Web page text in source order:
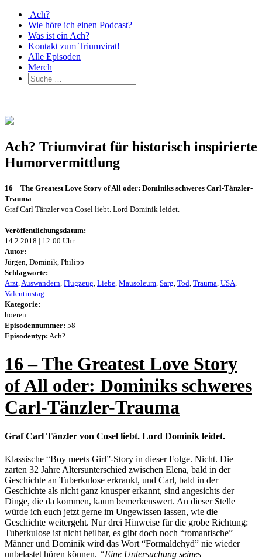
Ach?
Wie höre ich einen Podcast?
Was ist ein Ach?
Kontakt zum Triumvirat!
Alle Episoden
Merch
Ach? Triumvirat für historisch inspirierte
Humorvermittlung
16 – The Greatest Love Story of All oder: Dominiks schweres Carl-Tänzler-
Trauma
Graf Carl Tänzler von Cosel liebt. Lord Dominik leidet.
Veröffentlichungsdatum:
14.2.2018 | 12:00 Uhr
Autor:
Jürgen, Dominik, Philipp
Schlagworte:
Arzt Auswandern Flugzeug Liebe Mausoleum Sarg Tod Trauma USA
Valentinstag
Kategorie:
hoeren
Episodennummer: 58
Episodentyp: Ach?
16 – The Greatest Love Story
of All oder: Dominiks schweres
Carl-Tänzler-Trauma
Graf Carl Tänzler von Cosel liebt. Lord Dominik leidet.
Klassische “Boy meets Girl”-Story in dieser Folge. Nicht. Die
zarten 32 Jahre Altersunterschied zwischen Elena, bald in der
Geschichte an Tuberkulose erkrankt, und Carl, bald in der
Geschichte als nicht ganz knusper erkannt, sind angesichts der
Dinge, die da kommen, kaum bemerkenswert. An dieser Stelle
würde ich euch jetzt gerne im Ungewissen lassen, wie die
Geschichte weitergeht. Nur drei Hinweise für die grobe Richtung:
Tuberkulose ist nicht heilbar, es gibt doch noch “romantische”
Männer und Dominik wird das Wort “Formaldehyd” nie wieder
unbelastet hören können. “Eine Untersuchung seines